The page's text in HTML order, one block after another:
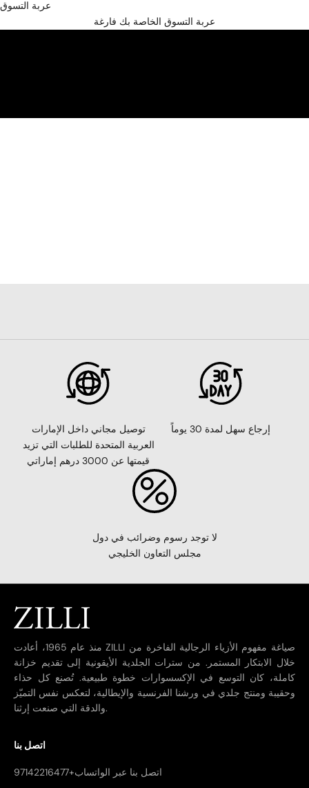
عربة التسوق
عربة التسوق الخاصة بك فارغة
تسوق الآن
البدلات والسترات
توصيل مجاني داخل الإمارات
العربية المتحدة للطلبات التي تزيد
قيمتها عن 3000 درهم إماراتي
إرجاع سهل لمدة 30 يوماً
لا توجد رسوم وضرائب في دول
مجلس التعاون الخليجي
منذ عام 1965، أعادت ZILLI صياغة مفهوم الأزياء الرجالية الفاخرة من
خلال الابتكار المستمر. من سترات الجلدية الأيقونية إلى تقديم خزانة
كاملة، كان التوسع في الإكسسوارات خطوة طبيعية. تُصنع كل حذاء
وحقيبة ومنتج جلدي في ورشنا الفرنسية والإيطالية، لتعكس نفس التميّز
والدقة التي صنعت إرثنا.
اتصل بنا
اتصل بنا عبر الواتساب+97142216477